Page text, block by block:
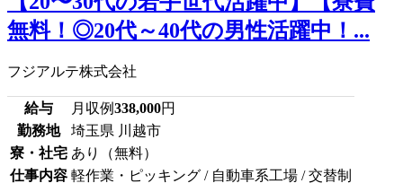
無料！◎20代～40代の男性活躍中！...
フジアルテ株式会社
給与 月収例338,000円
勤務地
埼玉県 川越市
寮・社宅 あり（無料）
仕事内容 軽作業・ピッキング / 自動車系工場 / 交替制